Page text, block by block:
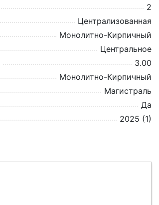
2
Централизованная
Монолитно-Кирпичный
Центральное
3.00
Монолитно-Кирпичный
Магистраль
Да
2025 (1)